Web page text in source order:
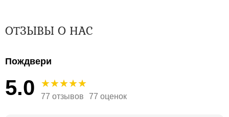
ОТЗЫВЫ О НАС
Пождвери
5.0 77 отзывов 77 оценок